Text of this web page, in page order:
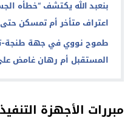
بنعبد الله يكتشف “خطأه
اعتراف متأخر أم تمسكن
طموح نووي في جهة طنجة-
المستقبل أم رهان غامض
مبررات الأجهزة